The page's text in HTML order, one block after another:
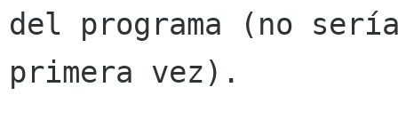
del programa (no
primera vez).